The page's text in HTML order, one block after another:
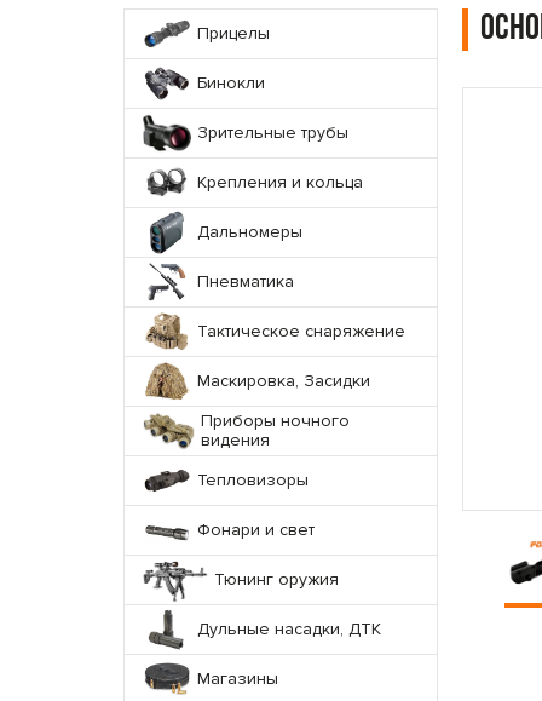
Прицелы
Бинокли
Зрительные трубы
Крепления и кольца
Дальномеры
Пневматика
Тактическое снаряжение
Маскировка, Засидки
Приборы ночного
видения
Тепловизоры
Фонари и свет
Тюнинг оружия
Дульные насадки, ДТК
Магазины